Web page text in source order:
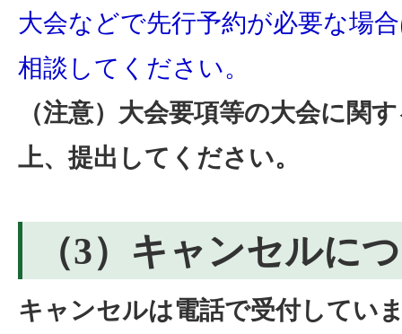
大会などで先行予約が必要な場
相談してください。
（注意）大会要項等の大会に関
上、提出してください。
（3）キャンセルに
キャンセルは電話で受付してい